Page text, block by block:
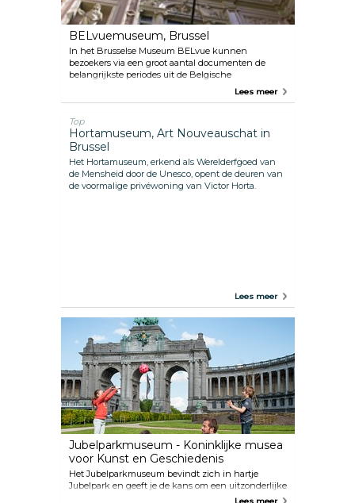
BELvuemuseum, Brussel
In het Brusselse Museum BELvue kunnen
bezoekers via een groot aantal documenten de
belangrijkste periodes uit de Belgische
Lees meer
Top
Hortamuseum, Art Nouveauschat in
Brussel
Het Hortamuseum, erkend als Werelderfgoed van
de Mensheid door de Unesco, opent de deuren van
de voormalige privéwoning van Victor Horta.
Lees meer
Jubelparkmuseum - Koninklijke musea
voor Kunst en Geschiedenis
Het Jubelparkmuseum bevindt zich in hartje
Jubelpark en geeft je de kans om een uitzonderlijke
wereldreis te maken van de Prehistorie tot de 20e